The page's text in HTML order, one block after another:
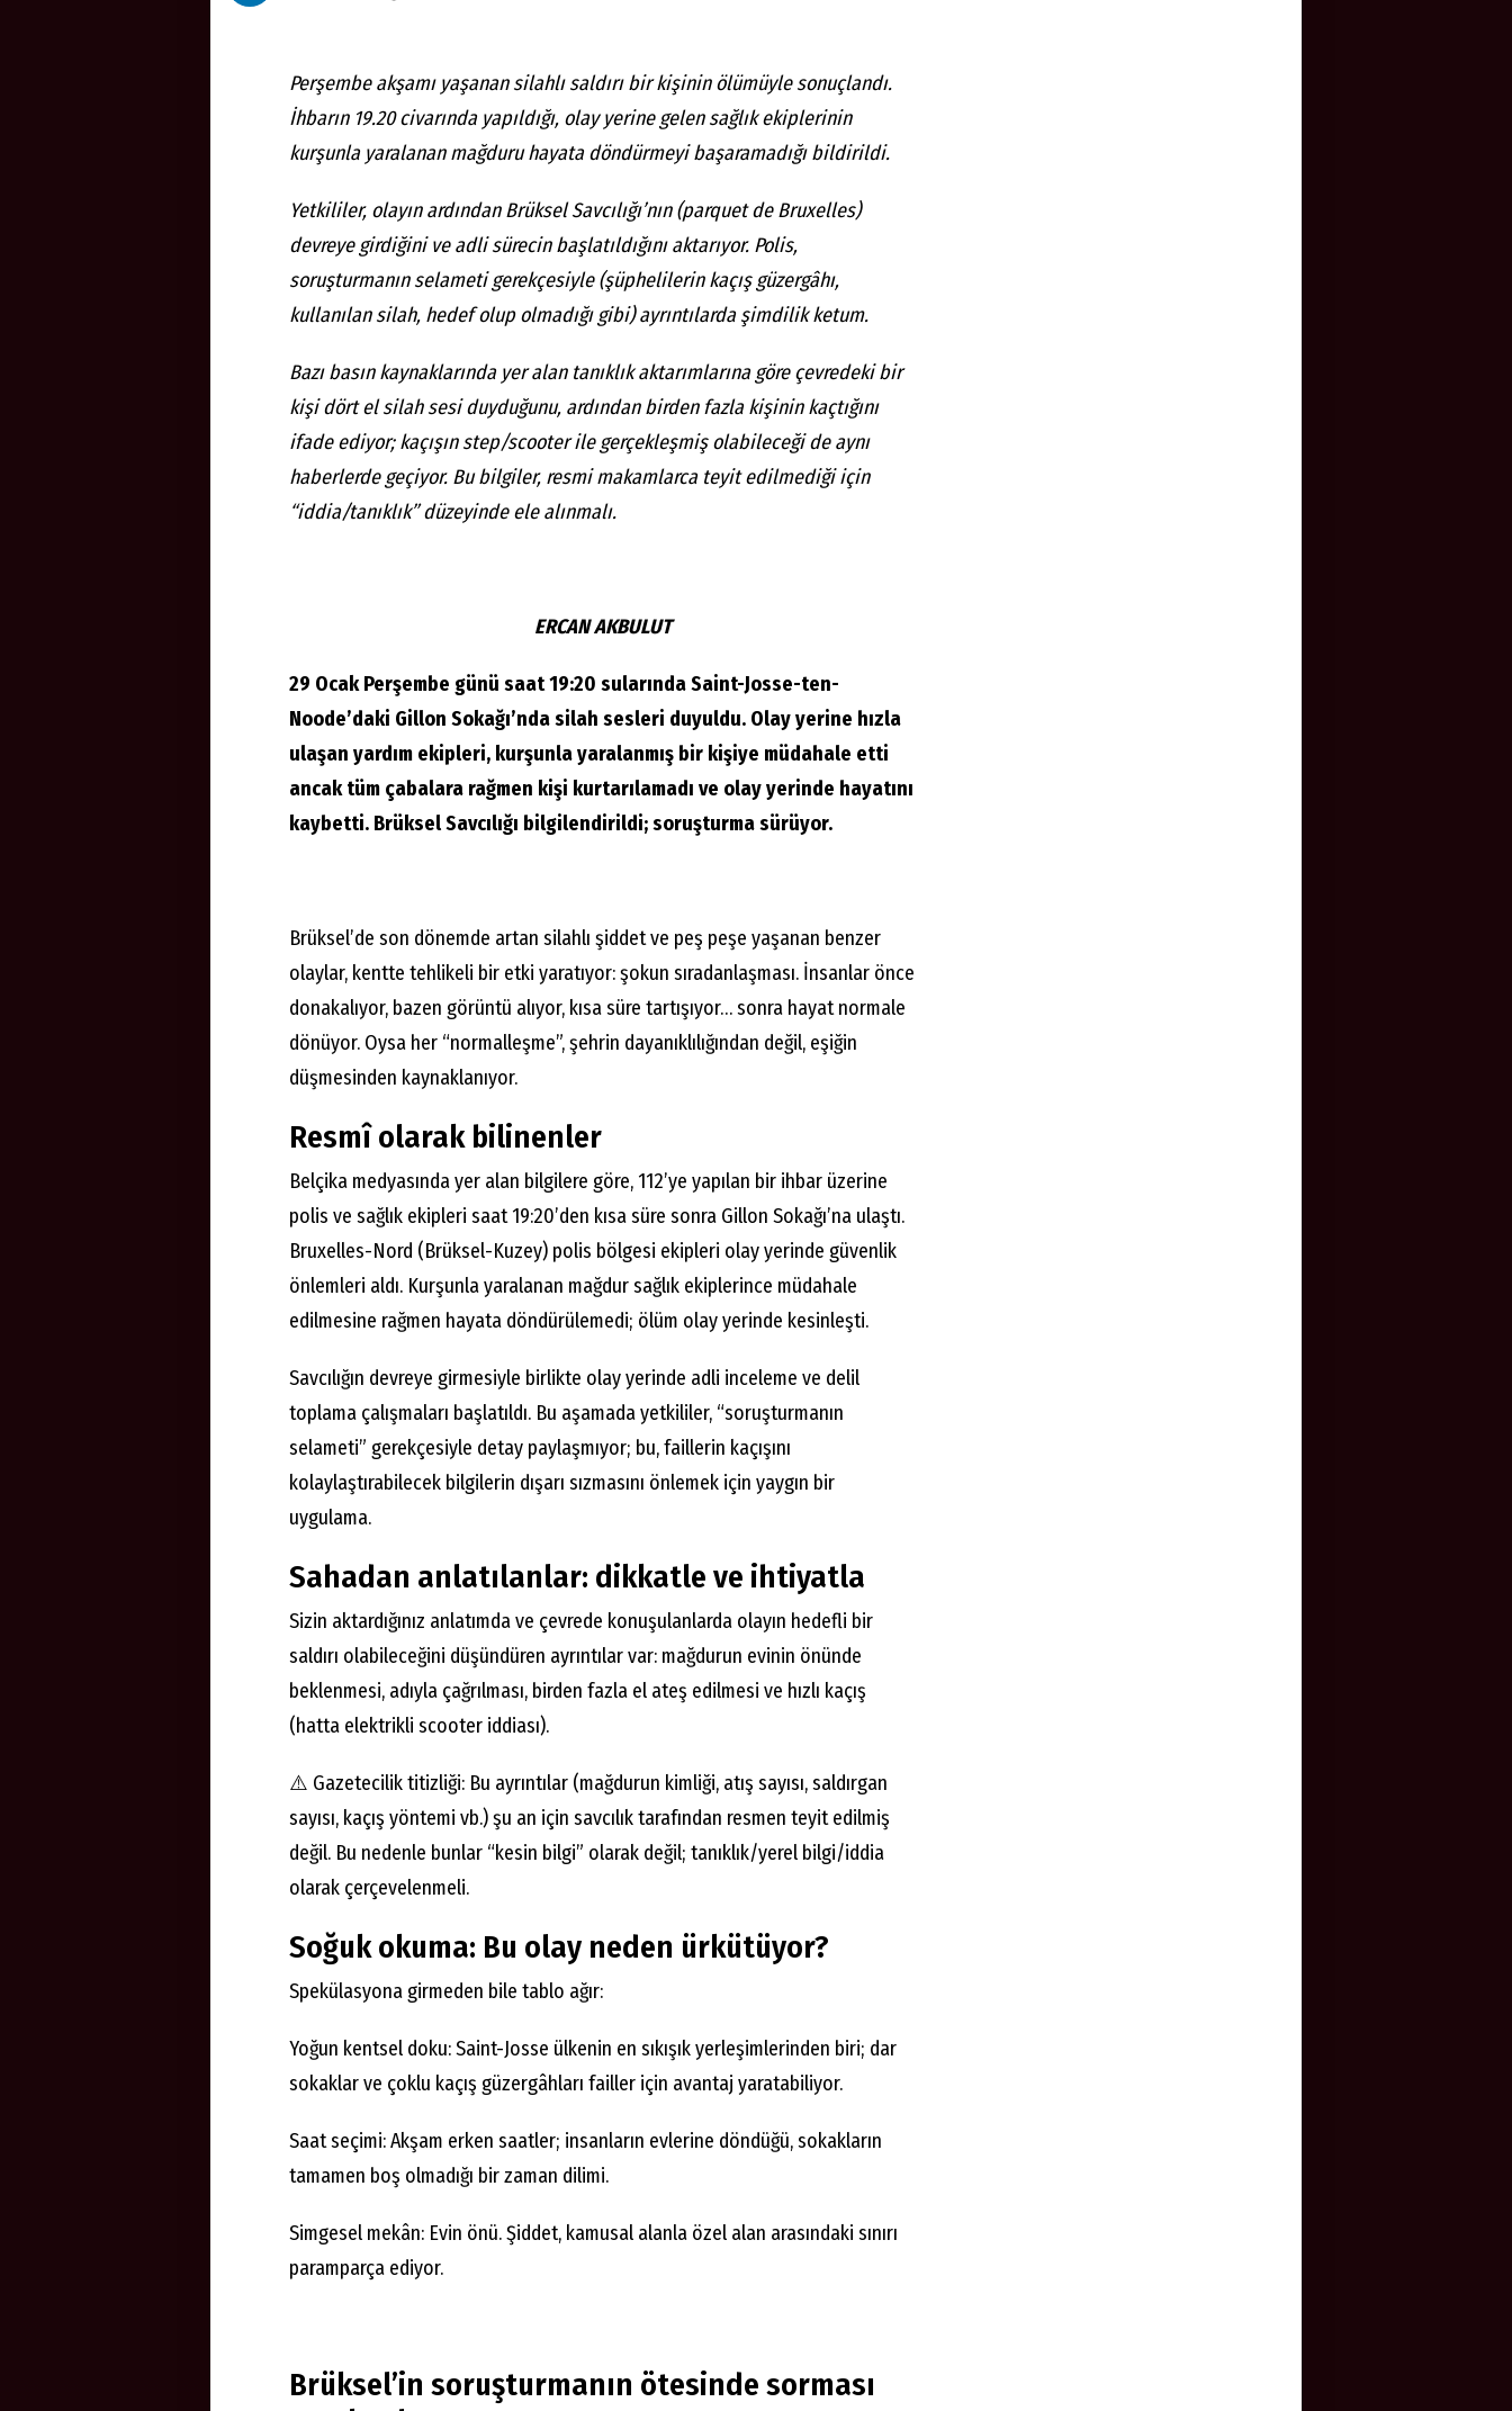
Perşembe akşamı yaşanan silahlı saldırı bir kişinin ölümüyle sonuçlandı.
İhbarın 19.20 civarında yapıldığı, olay yerine gelen sağlık ekiplerinin
kurşunla yaralanan mağduru hayata döndürmeyi başaramadığı bildirildi.
Yetkililer, olayın ardından Brüksel Savcılığı’nın (parquet de Bruxelles)
devreye girdiğini ve adli sürecin başlatıldığını aktarıyor. Polis,
soruşturmanın selameti gerekçesiyle (şüphelilerin kaçış güzergâhı,
kullanılan silah, hedef olup olmadığı gibi) ayrıntılarda şimdilik ketum.
Bazı basın kaynaklarında yer alan tanıklık aktarımlarına göre çevredeki bir
kişi dört el silah sesi duyduğunu, ardından birden fazla kişinin kaçtığını
ifade ediyor; kaçışın step/scooter ile gerçekleşmiş olabileceği de aynı
haberlerde geçiyor. Bu bilgiler, resmi makamlarca teyit edilmediği için
“iddia/tanıklık” düzeyinde ele alınmalı.
ERCAN AKBULUT
29 Ocak Perşembe günü saat 19:20 sularında Saint-Josse-ten-
Noode’daki Gillon Sokağı’nda silah sesleri duyuldu. Olay yerine hızla
ulaşan yardım ekipleri, kurşunla yaralanmış bir kişiye müdahale etti
ancak tüm çabalara rağmen kişi kurtarılamadı ve olay yerinde hayatını
kaybetti. Brüksel Savcılığı bilgilendirildi; soruşturma sürüyor.
Brüksel’de son dönemde artan silahlı şiddet ve peş peşe yaşanan benzer
olaylar, kentte tehlikeli bir etki yaratıyor: şokun sıradanlaşması. İnsanlar önce
donakalıyor, bazen görüntü alıyor, kısa süre tartışıyor… sonra hayat normale
dönüyor. Oysa her “normalleşme”, şehrin dayanıklılığından değil, eşiğin
düşmesinden kaynaklanıyor.
Resmî olarak bilinenler
Belçika medyasında yer alan bilgilere göre, 112’ye yapılan bir ihbar üzerine
polis ve sağlık ekipleri saat 19:20’den kısa süre sonra Gillon Sokağı’na ulaştı.
Bruxelles-Nord (Brüksel-Kuzey) polis bölgesi ekipleri olay yerinde güvenlik
önlemleri aldı. Kurşunla yaralanan mağdur sağlık ekiplerince müdahale
edilmesine rağmen hayata döndürülemedi; ölüm olay yerinde kesinleşti.
Savcılığın devreye girmesiyle birlikte olay yerinde adli inceleme ve delil
toplama çalışmaları başlatıldı. Bu aşamada yetkililer, “soruşturmanın
selameti” gerekçesiyle detay paylaşmıyor; bu, faillerin kaçışını
kolaylaştırabilecek bilgilerin dışarı sızmasını önlemek için yaygın bir
uygulama.
Sahadan anlatılanlar: dikkatle ve ihtiyatla
Sizin aktardığınız anlatımda ve çevrede konuşulanlarda olayın hedefli bir
saldırı olabileceğini düşündüren ayrıntılar var: mağdurun evinin önünde
beklenmesi, adıyla çağrılması, birden fazla el ateş edilmesi ve hızlı kaçış
(hatta elektrikli scooter iddiası).
⚠️ Gazetecilik titizliği: Bu ayrıntılar (mağdurun kimliği, atış sayısı, saldırgan
sayısı, kaçış yöntemi vb.) şu an için savcılık tarafından resmen teyit edilmiş
değil. Bu nedenle bunlar “kesin bilgi” olarak değil; tanıklık/yerel bilgi/iddia
olarak çerçevelenmeli.
Soğuk okuma: Bu olay neden ürkütüyor?
Spekülasyona girmeden bile tablo ağır:
Yoğun kentsel doku: Saint-Josse ülkenin en sıkışık yerleşimlerinden biri; dar
sokaklar ve çoklu kaçış güzergâhları failler için avantaj yaratabiliyor.
Saat seçimi: Akşam erken saatler; insanların evlerine döndüğü, sokakların
tamamen boş olmadığı bir zaman dilimi.
Simgesel mekân: Evin önü. Şiddet, kamusal alanla özel alan arasındaki sınırı
paramparça ediyor.
Brüksel’in soruşturmanın ötesinde sorması